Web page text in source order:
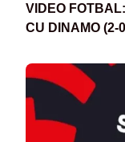
VIDEO
CU DINAMO (2-